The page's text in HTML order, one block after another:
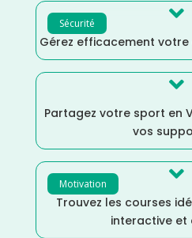
Sécurité 
Gérez efficacement

Partagez votre sport en
vos
Motivation 
Trouvez les courses
interactive et